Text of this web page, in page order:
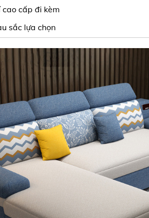
cấp đi kèm
sắc lựa chọn